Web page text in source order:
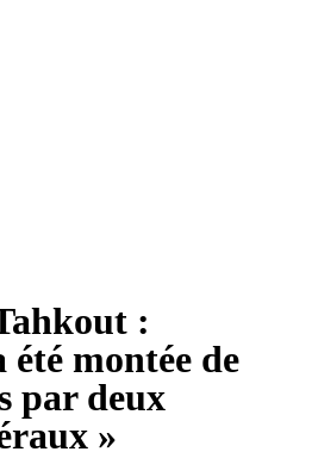
:
été montée de
par deux
»